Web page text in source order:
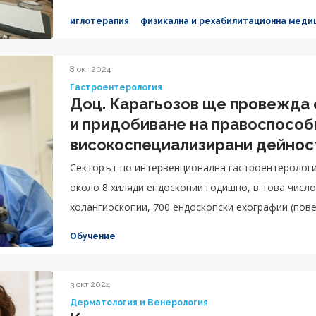
иглотерапия физикална и рехабилитационна
8 окт 2024
Гастроентерология
Доц. Карагьозов ще провежда
и придобиване на
високоспециализирани
Секторът по интервенционална
около 8 хиляди ендоскопии годишно, в това
холангиоскопии, 700 ендоскопски ехографии
Обучение
3 окт 2024
Дерматология и Венерология